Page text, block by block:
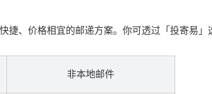
捷、价格相宜的邮递方案。你可透过「投寄易」
非本地邮件